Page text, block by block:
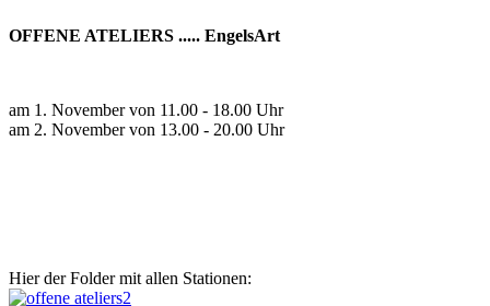
OFFENE ATELIERS ..... EngelsArt
am 1. November von 11.00 - 18.00 Uhr
am 2. November von 13.00 - 20.00 Uhr
Hier der Folder mit allen Stationen: